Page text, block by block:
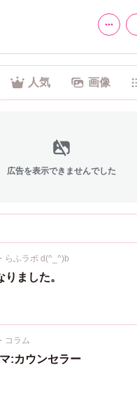
人気 画像
広告を表示できませんでした
・ らふラボ d(^_^)b
ました。
・ コラム
:カウンセラー